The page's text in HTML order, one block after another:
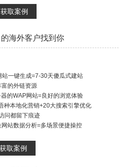
获取案例
海外客户找到你
一键生成=7-30天傻瓜式建站
的外链资源
的WAP网站=良好的浏览体验
种本地化营销+20大搜索引擎优化
问都留下痕迹
站数据分析=多场景便捷操控
获取案例